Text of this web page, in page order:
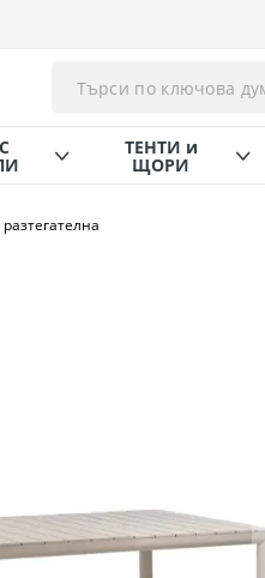
ТЕНТИ и
ЩОРИ